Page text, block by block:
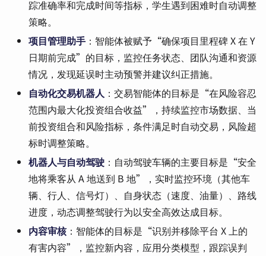
踪准确率和完成时间等指标，学生遇到困难时自动调整
策略。
项目管理助手 ：智能体被赋予“确保项目里程碑 X 在 Y
日期前完成”的目标，监控任务状态、团队沟通和资源
情况，发现延误时主动预警并建议纠正措施。
自动化交易机器人 ：交易智能体的目标是“在风险容忍
范围内最大化投资组合收益”，持续监控市场数据、当
前投资组合和风险指标，条件满足时自动交易，风险超
标时调整策略。
机器人与自动驾驶 ：自动驾驶车辆的主要目标是“安全
地将乘客从 A 地送到 B 地”，实时监控环境（其他车
辆、行人、信号灯）、自身状态（速度、油量）、路线
进度，动态调整驾驶行为以安全高效达成目标。
内容审核：智能体的目标是“识别并移除平台 X 上的
有害内容”，监控新内容，应用分类模型，跟踪误判